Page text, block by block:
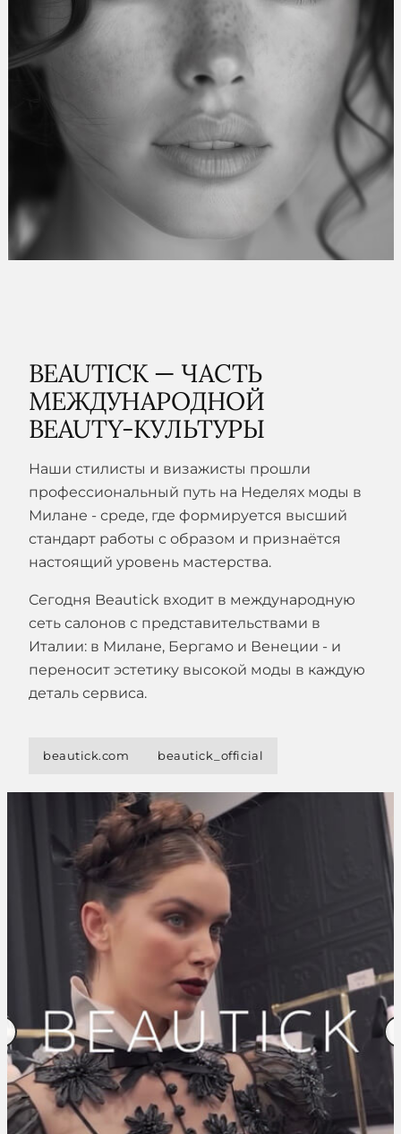
BEAUTICK — ЧАСТЬ
МЕЖДУНАРОДНОЙ
BEAUTY-КУЛЬТУРЫ
Наши стилисты и визажисты прошли
профессиональный путь на Неделях моды в
Милане - среде, где формируется высший
стандарт работы с образом и признаётся
настоящий уровень мастерства.
Сегодня Beautick входит в международную
сеть салонов с представительствами в
Италии: в Милане, Бергамо и Венеции - и
переносит эстетику высокой моды в каждую
деталь сервиса.
beautick.com beautick_official